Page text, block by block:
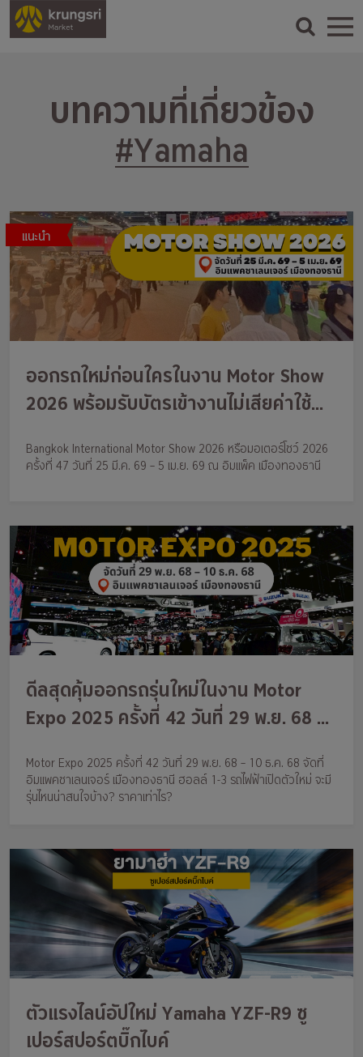
บทความที่เกี่ยวข้อง
#Yamaha
แนะนำ
ออกรถใหม่ก่อนใครในงาน Motor Show
2026 พร้อมรับบัตรเข้างานไม่เสียค่าใช้
Bangkok International Motor Show 2026 หรือมอเตอร์โชว์ 2026
ครั้งที่ 47 วันที่ 25 มี.ค. 69 – 5 เม.ย. 69 ณ อิมแพ็ค เมืองทองธานี
ดีลสุดคุ้มออกรถรุ่นใหม่ในงาน Motor
Expo 2025 ครั้งที่ 42 วันที่ 29 พ.ย. 68 –
Motor Expo 2025 ครั้งที่ 42 วันที่ 29 พ.ย. 68 – 10 ธ.ค. 68 จัดที่
อิมแพคชาเลนเจอร์ เมืองทองธานี ฮอลล์ 1-3 รถไฟฟ้าเปิดตัวใหม่ จะมี
รุ่นไหนน่าสนใจบ้าง? ราคาเท่าไร?
ตัวแรงไลน์อัปใหม่ Yamaha YZF-R9 ซู
เปอร์สปอร์ตบิ๊กไบค์